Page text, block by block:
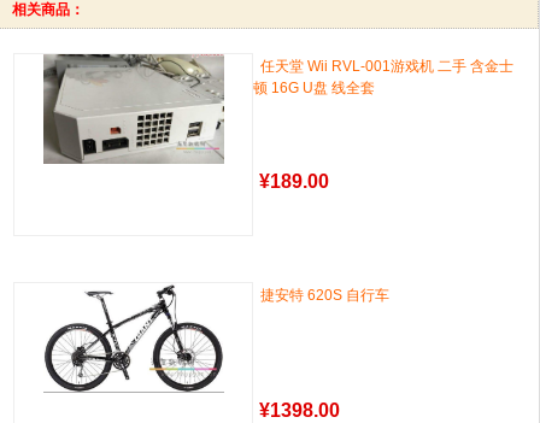
相关商品：
任天堂 Wii RVL-001游戏机 二手 含金士
顿 16G U盘 线全套
¥189.00
捷安特 620S 自行车
¥1398.00